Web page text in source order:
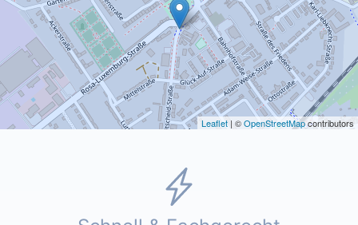
Leaflet | ©OpenStreetMapcontributors